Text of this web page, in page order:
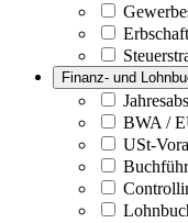
Finanz- und
BWA /
USt-